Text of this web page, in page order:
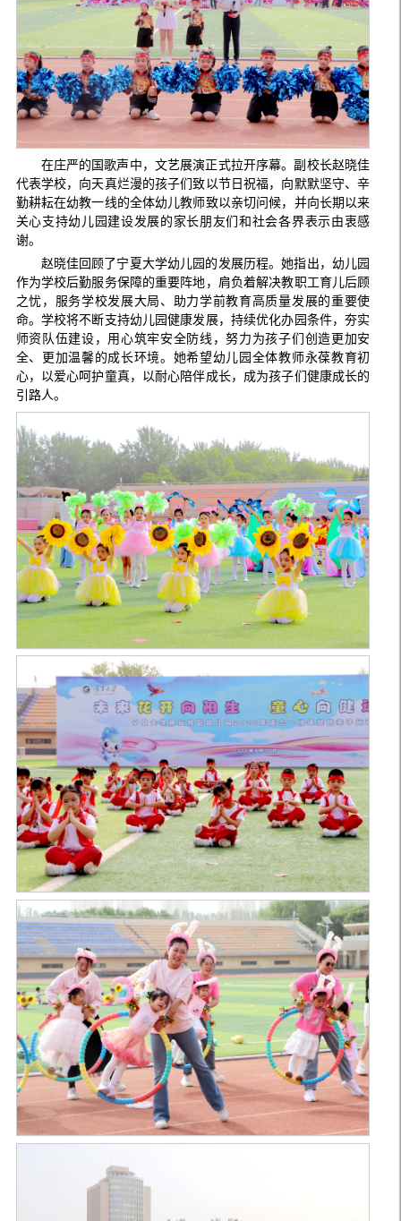
在庄严的国歌声中，文艺展演正式拉开序幕。副校长赵晓佳
代表学校，向天真烂漫的孩子们致以节日祝福，向默默坚守、辛
勤耕耘在幼教一线的全体幼儿教师致以亲切问候，并向长期以来
关心支持幼儿园建设发展的家长朋友们和社会各界表示由衷感
谢。
赵晓佳回顾了宁夏大学幼儿园的发展历程。她指出，幼儿园
作为学校后勤服务保障的重要阵地，肩负着解决教职工育儿后顾
之忧，服务学校发展大局、助力学前教育高质量发展的重要使
命。学校将不断支持幼儿园健康发展，持续优化办园条件，夯实
师资队伍建设，用心筑牢安全防线，努力为孩子们创造更加安
全、更加温馨的成长环境。她希望幼儿园全体教师永葆教育初
心，以爱心呵护童真，以耐心陪伴成长，成为孩子们健康成长的
引路人。